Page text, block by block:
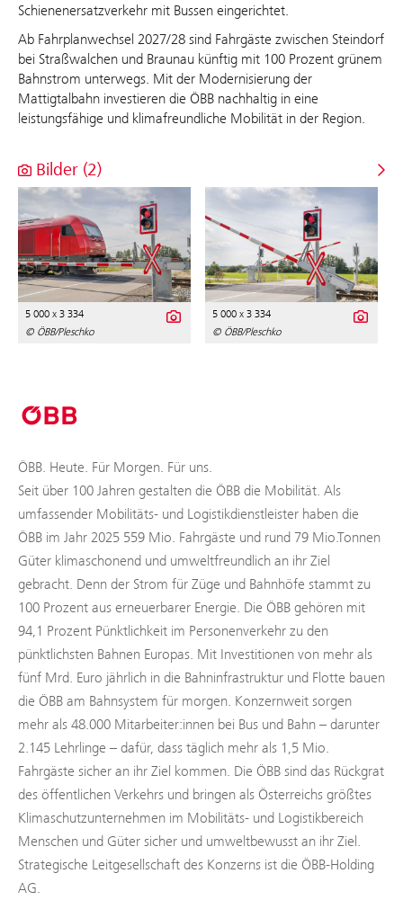
Schienenersatzverkehr mit Bussen eingerichtet.
Ab Fahrplanwechsel 2027/28 sind Fahrgäste zwischen Steindorf
bei Straßwalchen und Braunau künftig mit 100 Prozent grünem
Bahnstrom unterwegs. Mit der Modernisierung der
Mattigtalbahn investieren die ÖBB nachhaltig in eine
leistungsfähige und klimafreundliche Mobilität in der Region.
Bilder (2)
5 000 x 3 334
© ÖBB/Pleschko
5 000 x 3 334
© ÖBB/Pleschko
ÖBB. Heute. Für Morgen. Für uns.
Seit über 100 Jahren gestalten die ÖBB die Mobilität. Als
umfassender Mobilitäts- und Logistikdienstleister haben die
ÖBB im Jahr 2025 559 Mio. Fahrgäste und rund 79 Mio.Tonnen
Güter klimaschonend und umweltfreundlich an ihr Ziel
gebracht. Denn der Strom für Züge und Bahnhöfe stammt zu
100 Prozent aus erneuerbarer Energie. Die ÖBB gehören mit
94,1 Prozent Pünktlichkeit im Personenverkehr zu den
pünktlichsten Bahnen Europas. Mit Investitionen von mehr als
fünf Mrd. Euro jährlich in die Bahninfrastruktur und Flotte bauen
die ÖBB am Bahnsystem für morgen. Konzernweit sorgen
mehr als 48.000 Mitarbeiter:innen bei Bus und Bahn – darunter
2.145 Lehrlinge – dafür, dass täglich mehr als 1,5 Mio.
Fahrgäste sicher an ihr Ziel kommen. Die ÖBB sind das Rückgrat
des öffentlichen Verkehrs und bringen als Österreichs größtes
Klimaschutzunternehmen im Mobilitäts- und Logistikbereich
Menschen und Güter sicher und umweltbewusst an ihr Ziel.
Strategische Leitgesellschaft des Konzerns ist die ÖBB-Holding
AG.